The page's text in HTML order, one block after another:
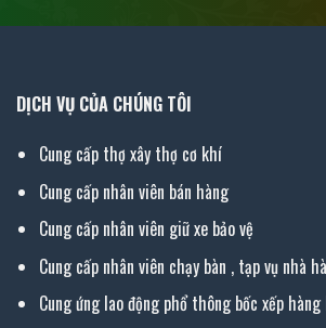
DỊCH VỤ CỦA CHÚNG TÔI
Cung cấp thợ xây thợ cơ khí
Cung cấp nhân viên bán hàng
Cung cấp nhân viên giữ xe bảo vệ
Cung cấp nhân viên chạy bàn , tạp vụ nhà
Cung ứng lao động phổ thông bốc xếp hàng